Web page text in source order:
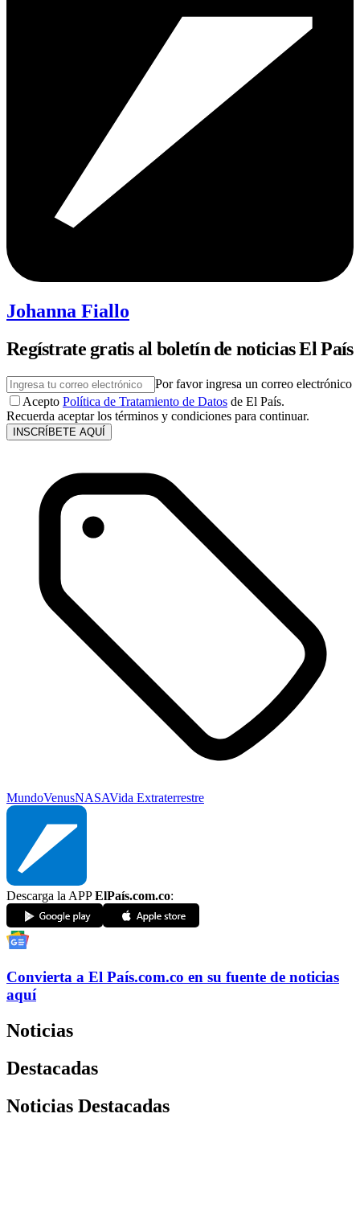
Johanna Fiallo
Regístrate gratis al boletín de noticias El País
Por favor ingresa un correo electrónico
Acepto Política de Tratamiento de Datos de El País.
Recuerda aceptar los términos y condiciones para continuar.
INSCRÍBETE AQUÍ
MundoVenusNASAVida Extraterrestre
Descarga la APPElPaís.com.co:
Convierta a El País.com.co en su fuente de noticias
aquí
Noticias
Destacadas
Noticias Destacadas